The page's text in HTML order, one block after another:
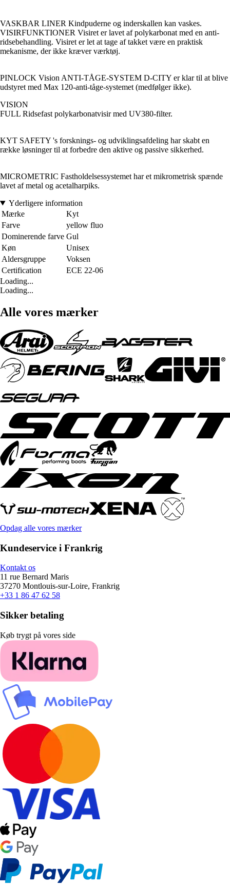
VASKBAR LINER Kindpuderne og inderskallen kan vaskes.
VISIRFUNKTIONER Visiret er lavet af polykarbonat med en anti-
ridsebehandling. Visiret er let at tage af takket være en praktisk
mekanisme, der ikke kræver værktøj.
PINLOCK Vision ANTI-TÅGE-SYSTEM D-CITY er klar til at blive
udstyret med Max 120-anti-tåge-systemet (medfølger ikke).
VISION
FULL Ridsefast polykarbonatvisir med UV380-filter.
KYT SAFETY 's forsknings- og udviklingsafdeling har skabt en
række løsninger til at forbedre den aktive og passive sikkerhed.
MICROMETRIC Fastholdelsessystemet har et mikrometrisk spænde
lavet af metal og acetalharpiks.
Yderligere information
Mærke
Kyt
Farve
yellow fluo
Dominerende farve Gul
Køn
Unisex
Aldersgruppe
Voksen
Certification
ECE 22-06
Loading...
Loading...
Alle vores mærker
Opdag alle vores mærker
Kundeservice i Frankrig
Kontakt os
11 rue Bernard Maris
37270 Montlouis-sur-Loire, Frankrig
+33 1 86 47 62 58
Sikker betaling
Køb trygt på vores side